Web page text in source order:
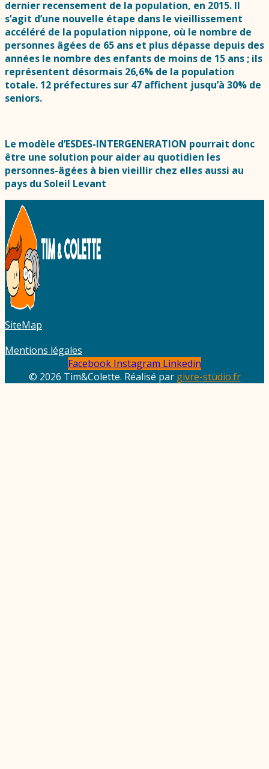
dernier recensement de la population, en 2015. Il
s’agit d’une nouvelle étape dans le vieillissement
accéléré de la population nippone, où le nombre de
personnes âgées de 65 ans et plus dépasse depuis des
années le nombre des enfants de moins de 15 ans ; ils
représentent désormais 26,6% de la population
totale. 12 préfectures sur 47 affichent jusqu’à 30% de
seniors.
Le modèle d’ESDES-INTERGENERATION pourrait donc
être une solution pour aider au quotidien les
personnes-âgées à bien vieillir chez elles aussi au
pays du Soleil Levant
SiteMap
Mentions légales
Facebook Instagram Linkedin
© 2026 Tim&Colette. Réalisé par givre-studio.fr